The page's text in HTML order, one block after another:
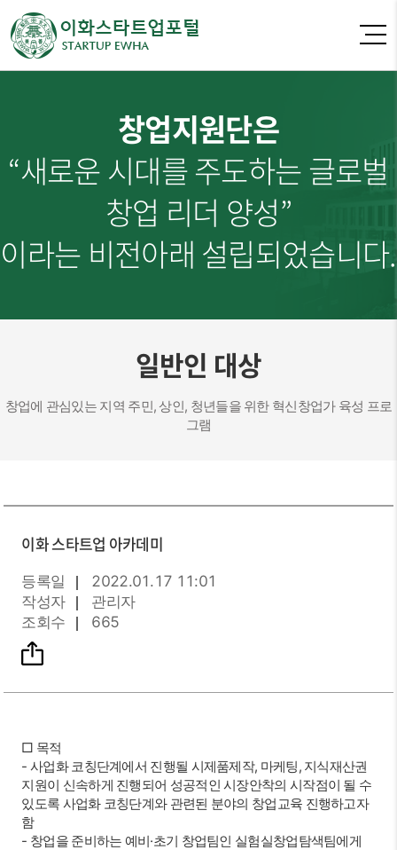
창업지원단은
“새로운 시대를 주도하는 글로벌
창업 리더 양성”
이라는 비전아래 설립되었습니다.
일반인 대상
창업에 관심있는 지역 주민, 상인, 청년들을 위한 혁신창업가 육성 프로
그램
이화 스타트업 아카데미
등록일
2022.01.17 11:01
작성자
관리자
조회수
665
□ 목적
- 사업화 코칭단계에서 진행될 시제품제작, 마케팅, 지식재산권
지원이 신속하게 진행되어 성공적인 시장안착의 시작점이 될 수
있도록 사업화 코칭단계와 관련된 분야의 창업교육 진행하고자
함
- 창업을 준비하는 예비·초기 창업팀인 실험실창업탐색팀에게